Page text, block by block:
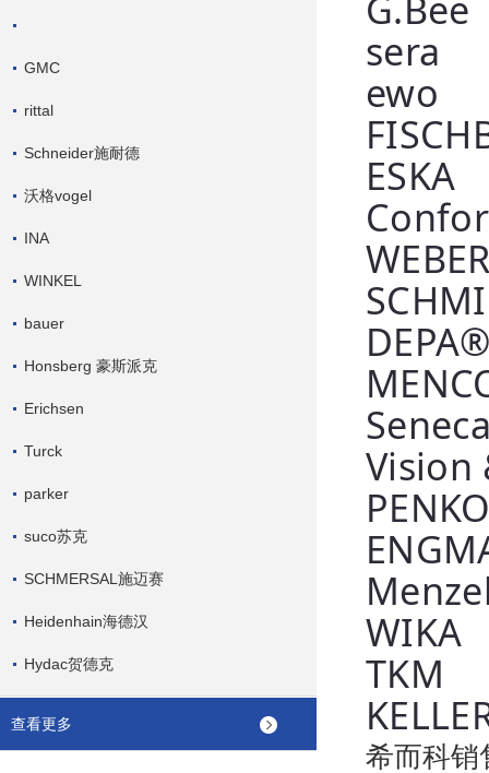
GMC
rittal
Schneider施耐德
沃格vogel
INA
WINKEL
bauer
Honsberg 豪斯派克
Erichsen
Turck
parker
suco苏克
SCHMERSAL施迈赛
Heidenhain海德汉
Hydac贺德克
查看更多
sera
ewo
ESKA
Vision
WIKA
TKM
希而科销